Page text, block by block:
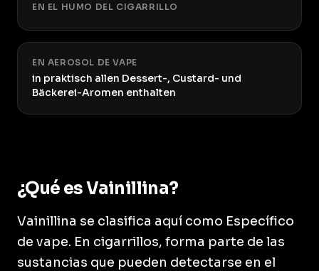
EN EL HUMO DEL CIGARRILLO
EN AEROSOL DE VAPE
in praktisch allen Dessert-, Custard- und
Bäckerei-Aromen enthalten
¿Qué es Vainillina?
Vainillina se clasifica aquí como Específico
de vape. En cigarrillos, forma parte de las
sustancias que pueden detectarse en el